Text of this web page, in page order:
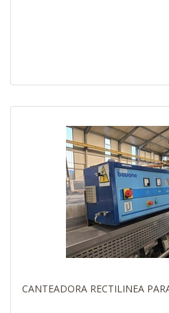
CANTEADORA RECTILINEA